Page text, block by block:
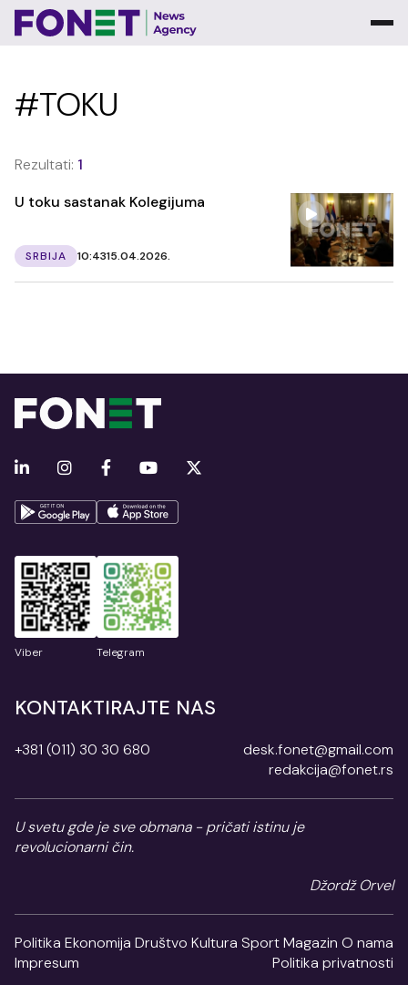
#TOKU
Rezultati: 1
U toku sastanak Kolegijuma
SRBIJA 10:4315.04.2026.
Viber Telegram
KONTAKTIRAJTE NAS
+381 (011) 30 30 680
desk.fonet@gmail.com
redakcija@fonet.rs
U svetu gde je sve obmana - pričati istinu je
revolucionarni čin.
Džordž Orvel
Politika Ekonomija Društvo Kultura SportMagazin O nama
Impresum
Politika privatnosti